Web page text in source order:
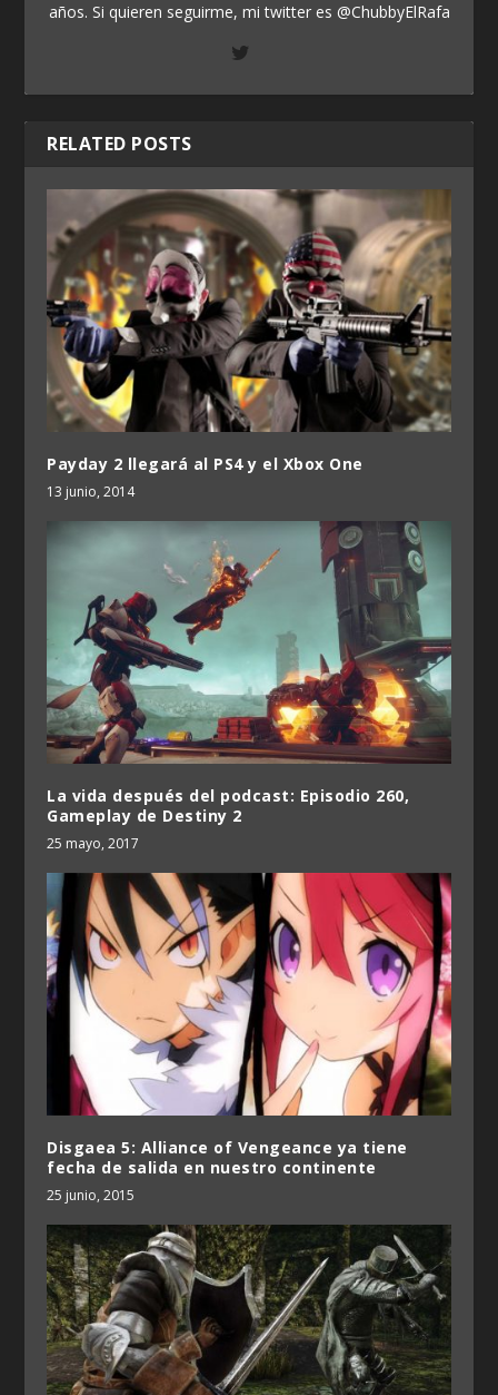
años. Si quieren seguirme, mi twitter es @ChubbyElRafa
RELATED POSTS
Payday 2 llegará al PS4 y el Xbox One
13 junio, 2014
La vida después del podcast: Episodio 260,
Gameplay de Destiny 2
25 mayo, 2017
Disgaea 5: Alliance of Vengeance ya tiene
fecha de salida en nuestro continente
25 junio, 2015